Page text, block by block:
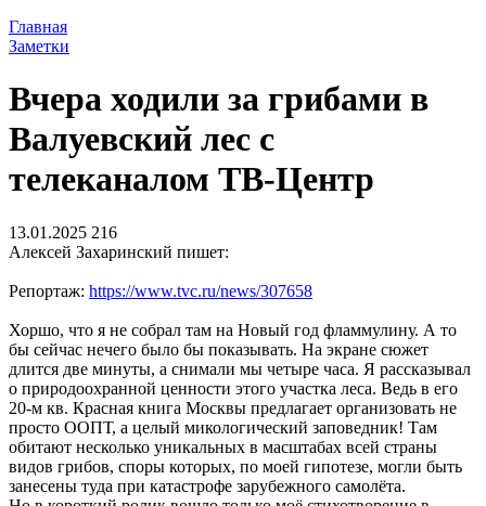
Главная
Заметки
Вчера ходили за грибами в
Валуевский лес с
телеканалом ТВ-Центр
13.01.2025 216
Алексей Захаринский пишет:
Репортаж: https://www.tvc.ru/news/307658
Хоршо, что я не собрал там на Новый год фламмулину. А то
бы сейчас нечего было бы показывать. На экране сюжет
длится две минуты, а снимали мы четыре часа. Я рассказывал
о природоохранной ценности этого участка леса. Ведь в его
20-м кв. Красная книга Москвы предлагает организовать не
просто ООПТ, а целый микологический заповедник! Там
обитают несколько уникальных в масштабах всей страны
видов грибов, споры которых, по моей гипотезе, могли быть
занесены туда при катастрофе зарубежного самолёта.